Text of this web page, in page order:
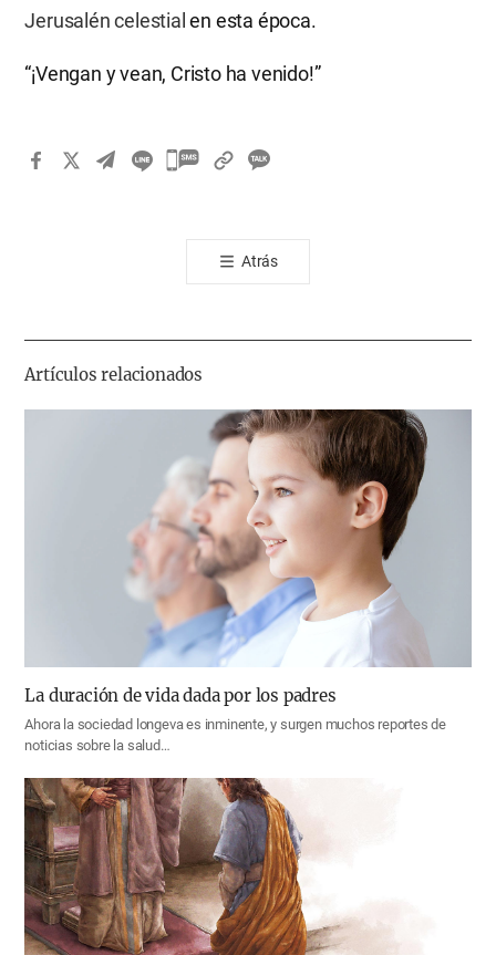
Jerusalén celestial en esta época.
“¡Vengan y vean, Cristo ha venido!”
카
톡
공
기
Atrás
Artículos relacionados
La duración de vida dada por los padres
Ahora la sociedad longeva es inminente, y surgen muchos reportes de
noticias sobre la salud…